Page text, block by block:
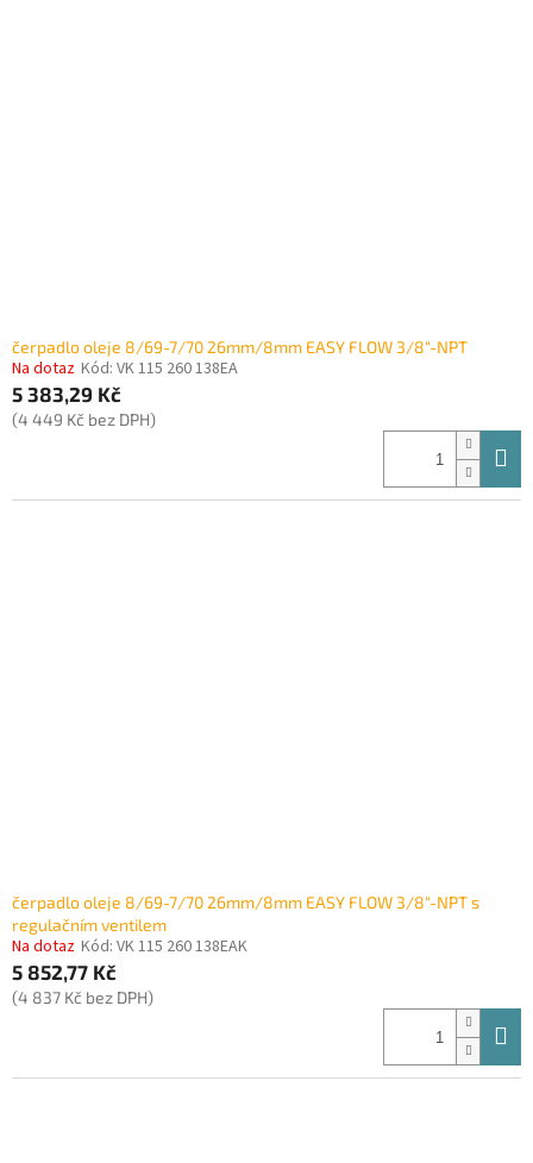
čerpadlo oleje 8/69-7/70 26mm/8mm EASY FLOW 3/8"-NPT
Na dotaz Kód: VK 115 260 138EA
5 383,29 Kč
(4 449 Kč bez DPH)
čerpadlo oleje 8/69-7/70 26mm/8mm EASY FLOW 3/8"-NPT s
regulačním ventilem
Na dotaz Kód: VK 115 260 138EAK
5 852,77 Kč
(4 837 Kč bez DPH)